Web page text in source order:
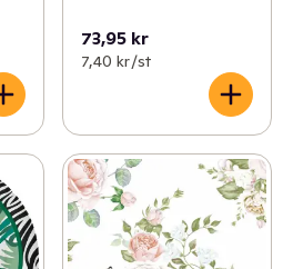
73,95 kr
7,40 kr /st